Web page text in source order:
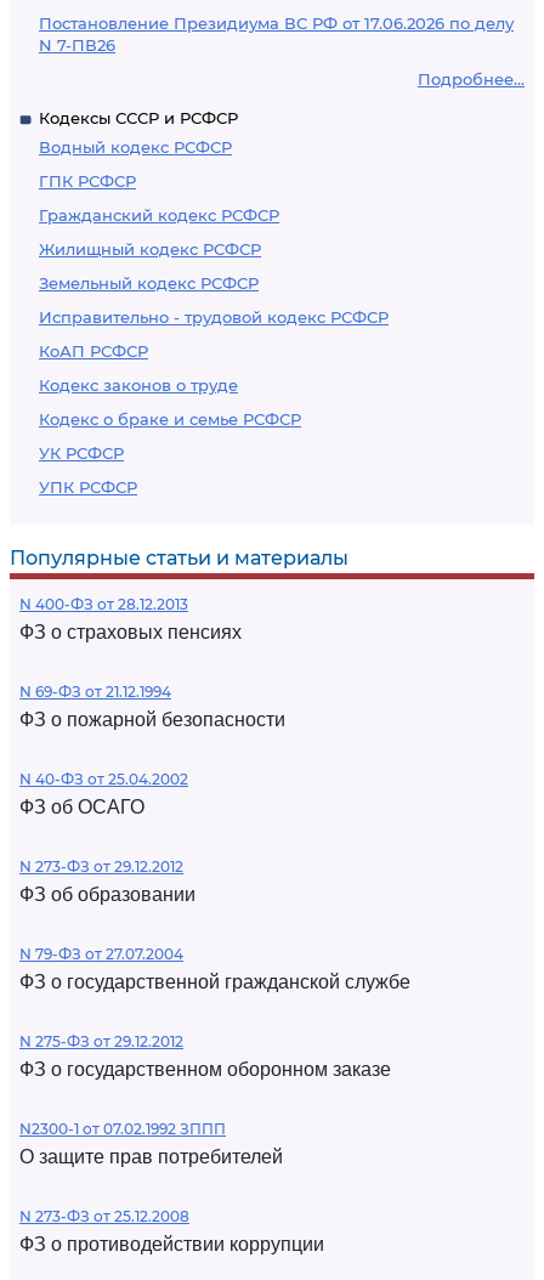
Постановление Президиума ВС РФ от 17.06.2026 по делу
N 7-ПВ26
Подробнее...
Кодексы СССР и РСФСР
Водный кодекс РСФСР
ГПК РСФСР
Гражданский кодекс РСФСР
Жилищный кодекс РСФСР
Земельный кодекс РСФСР
Исправительно - трудовой кодекс РСФСР
КоАП РСФСР
Кодекс законов о труде
Кодекс о браке и семье РСФСР
УК РСФСР
УПК РСФСР
Популярные статьи и материалы
N 400-ФЗ от 28.12.2013
ФЗ о страховых пенсиях
N 69-ФЗ от 21.12.1994
ФЗ о пожарной безопасности
N 40-ФЗ от 25.04.2002
ФЗ об ОСАГО
N 273-ФЗ от 29.12.2012
ФЗ об образовании
N 79-ФЗ от 27.07.2004
ФЗ о государственной гражданской службе
N 275-ФЗ от 29.12.2012
ФЗ о государственном оборонном заказе
N2300-1 от 07.02.1992 ЗППП
О защите прав потребителей
N 273-ФЗ от 25.12.2008
ФЗ о противодействии коррупции